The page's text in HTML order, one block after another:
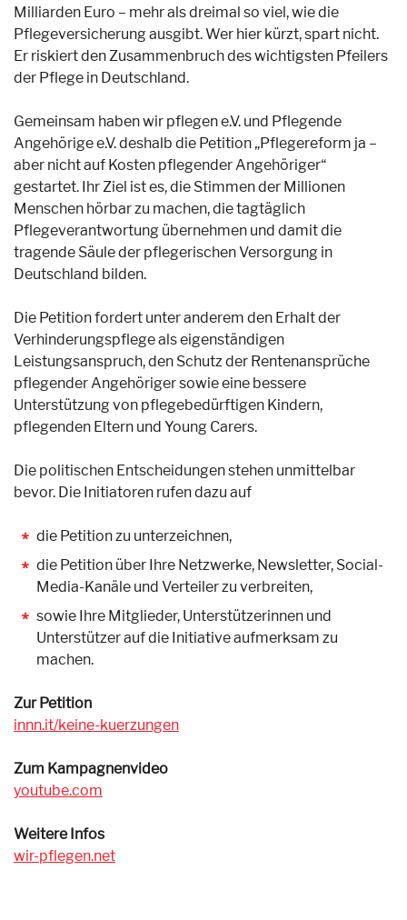
Milliarden Euro – mehr als dreimal so viel, wie die
Pflegeversicherung ausgibt. Wer hier kürzt, spart nicht.
Er riskiert den Zusammenbruch des wichtigsten Pfeilers
der Pflege in Deutschland.
Gemeinsam haben wir pflegen e.V. und Pflegende
Angehörige e.V. deshalb die Petition „Pflegereform ja –
aber nicht auf Kosten pflegender Angehöriger“
gestartet. Ihr Ziel ist es, die Stimmen der Millionen
Menschen hörbar zu machen, die tagtäglich
Pflegeverantwortung übernehmen und damit die
tragende Säule der pflegerischen Versorgung in
Deutschland bilden.
Die Petition fordert unter anderem den Erhalt der
Verhinderungspflege als eigenständigen
Leistungsanspruch, den Schutz der Rentenansprüche
pflegender Angehöriger sowie eine bessere
Unterstützung von pflegebedürftigen Kindern,
pflegenden Eltern und Young Carers.
Die politischen Entscheidungen stehen unmittelbar
bevor. Die Initiatoren rufen dazu auf
die Petition zu unterzeichnen,
die Petition über Ihre Netzwerke, Newsletter, Social-
Media-Kanäle und Verteiler zu verbreiten,
sowie Ihre Mitglieder, Unterstützerinnen und
Unterstützer auf die Initiative aufmerksam zu
machen.
Zur Petition
innn.it/keine-kuerzungen
Zum Kampagnenvideo
youtube.com
Weitere Infos
wir-pflegen.net